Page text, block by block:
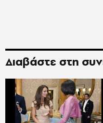
Διαβάστε στη